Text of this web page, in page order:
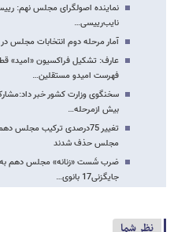
نماینده اصولگرای مجلس نهم:
نایب‌رییسی…
آمار مرحله دوم انتخابات مجلس در تبریز/ نقش 100 رای
عارف: تشکیل فراکسیون «امید»
فهرست امیدو مستقلین…
بیش ازمرحله…
مجلس حذف شدند
جایگزنی17 بانوی…
نظر شما